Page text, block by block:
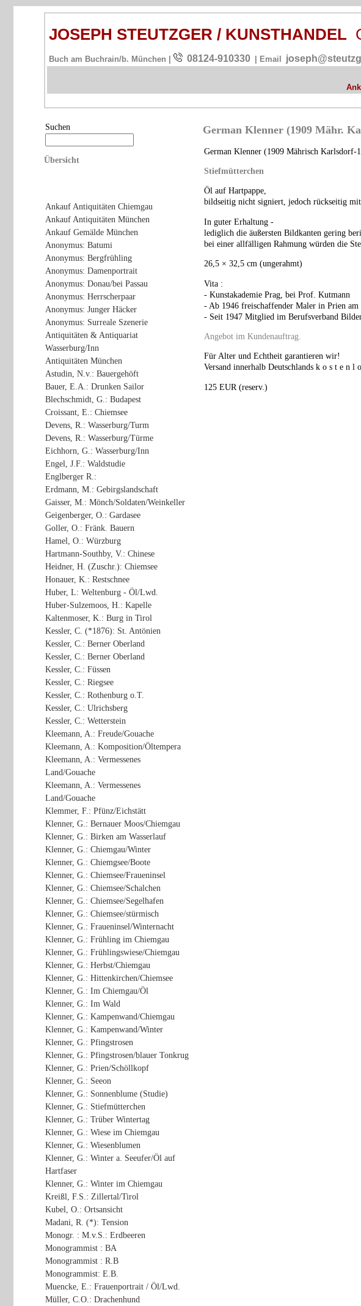
JOSEPH STEUTZGER / KUNSTHANDEL
Buch am Buchrain/b. München | 08124-910330 | Email
Suchen
Übersicht
Ankauf Antiquitäten Chiemgau
Ankauf Antiquitäten München
Ankauf Gemälde München
Anonymus: Batumi
Anonymus: Bergfrühling
Anonymus: Damenportrait
Anonymus: Donau/bei Passau
Anonymus: Herrscherpaar
Anonymus: Junger Häcker
Anonymus: Surreale Szenerie
Antiquitäten & Antiquariat
Wasserburg/Inn
Antiquitäten München
Astudin, N.v.: Bauergehöft
Bauer, E.A.: Drunken Sailor
Blechschmidt, G.: Budapest
Croissant, E.: Chiemsee
Devens, R.: Wasserburg/Turm
Devens, R.: Wasserburg/Türme
Eichhorn, G.: Wasserburg/Inn
Engel, J.F.: Waldstudie
Englberger R.:
Erdmann, M.: Gebirgslandschaft
Gaisser, M.: Mönch/Soldaten/Weinkeller
Geigenberger, O.: Gardasee
Goller, O.: Fränk. Bauern
Hamel, O.: Würzburg
Hartmann-Southby, V.: Chinese
Heidner, H. (Zuschr.): Chiemsee
Honauer, K.: Restschnee
Huber, L: Weltenburg - Öl/Lwd.
Huber-Sulzemoos, H.: Kapelle
Kaltenmoser, K.: Burg in Tirol
Kessler, C. (*1876): St. Antönien
Kessler, C.: Berner Oberland
Kessler, C.: Berner Oberland
Kessler, C.: Füssen
Kessler, C.: Riegsee
Kessler, C.: Rothenburg o.T.
Kessler, C.: Ulrichsberg
Kessler, C.: Wetterstein
Kleemann, A.: Freude/Gouache
Kleemann, A.: Komposition/Öltempera
Kleemann, A.: Vermessenes
Land/Gouache
Kleemann, A.: Vermessenes
Land/Gouache
Klemmer, F.: Pfünz/Eichstätt
Klenner, G.: Bernauer Moos/Chiemgau
Klenner, G.: Birken am Wasserlauf
Klenner, G.: Chiemgau/Winter
Klenner, G.: Chiemgsee/Boote
Klenner, G.: Chiemsee/Fraueninsel
Klenner, G.: Chiemsee/Schalchen
Klenner, G.: Chiemsee/Segelhafen
Klenner, G.: Chiemsee/stürmisch
Klenner, G.: Fraueninsel/Winternacht
Klenner, G.: Frühling im Chiemgau
Klenner, G.: Frühlingswiese/Chiemgau
Klenner, G.: Herbst/Chiemgau
Klenner, G.: Hittenkirchen/Chiemsee
Klenner, G.: Im Chiemgau/Öl
Klenner, G.: Im Wald
Klenner, G.: Kampenwand/Chiemgau
Klenner, G.: Kampenwand/Winter
Klenner, G.: Pfingstrosen
Klenner, G.: Pfingstrosen/blauer Tonkrug
Klenner, G.: Prien/Schöllkopf
Klenner, G.: Seeon
Klenner, G.: Sonnenblume (Studie)
Klenner, G.: Stiefmütterchen
Klenner, G.: Trüber Wintertag
Klenner, G.: Wiese im Chiemgau
Klenner, G.: Wiesenblumen
Klenner, G.: Winter a. Seeufer/Öl auf
Hartfaser
Klenner, G.: Winter im Chiemgau
Kreißl, F.S.: Zillertal/Tirol
Kubel, O.: Ortsansicht
Madani, R. (*): Tension
Monogr. : M.v.S.: Erdbeeren
Monogrammist : BA
Monogrammist : R.B
Monogrammist: E.B.
Muencke, E.: Frauenportrait / Öl/Lwd.
Müller, C.O.: Drachenhund
German Klenner (1909 Mähr.
German Klenner (1909 Mährisch Karlsdorf-
Stiefmütterchen
Öl auf Hartpappe,
bildseitig nicht signiert, jedoch rückseitig mit
In guter Erhaltung -
lediglich die äußersten Bildkanten gering
bei einer allfälligen Rahmung würden die
26,5 × 32,5 cm (ungerahmt)
Vita :
- Kunstakademie Prag, bei Prof. Kutmann
- Ab 1946 freischaffender Maler in Prien am
- Seit 1947 Mitglied im Berufsverband
Angebot im Kundenauftrag.
Für Alter und Echtheit garantieren wir!
Versand innerhalb Deutschlands k o s t e n l
125 EUR (reserv.)